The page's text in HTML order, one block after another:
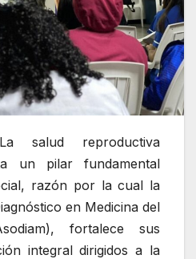
salud reproductiva
un pilar fundamental
razón por la cual la
en Medicina del
fortalece sus
integral dirigidos a la